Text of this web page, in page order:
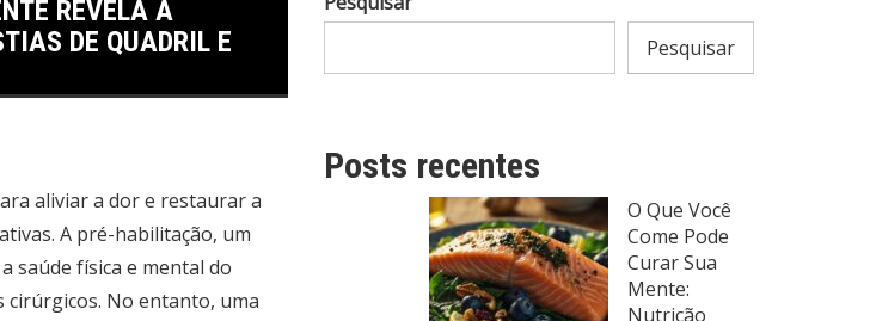
REVELA A
DE QUADRIL E
aliviar a dor e restaurar a
A pré-habilitação, um
saúde física e mental do
cirúrgicos. No entanto, uma
Pesquisar
Posts recentes
O Que Você
Come Pode
Curar Sua
Mente:
Nutrição